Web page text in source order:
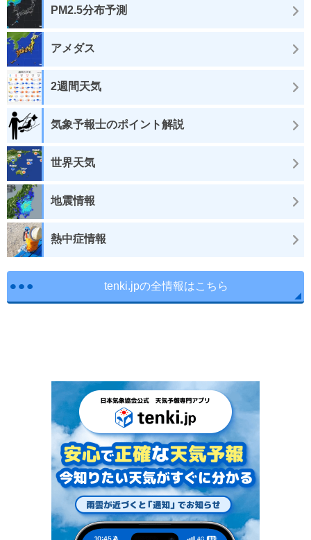
PM2.5分布予測
アメダス
2週間天気
気象予報士のポイント解説
世界天気
地震情報
熱中症情報
tenki.jpの全情報はこちら